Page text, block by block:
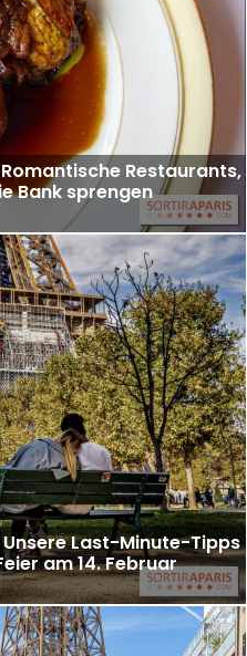
Restaurants,
Bank sprengen
Last-Minute-Tipps
am 14. Februar